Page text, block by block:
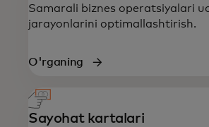
Samarali biznes operatsiyalari
jarayonlarini optimallashtirish.
O'rganing
Sayohat kartalari